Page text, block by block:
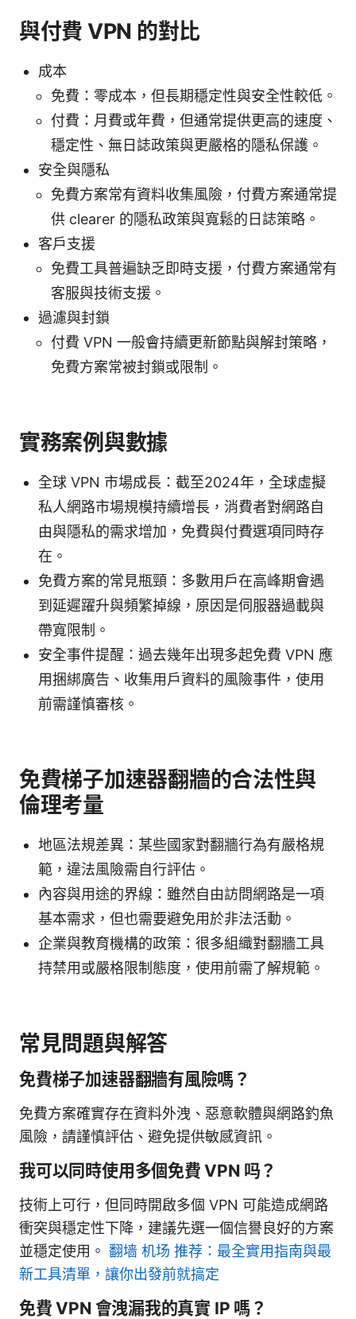
與付費 VPN 的對比
成本
免費：零成本，但長期穩定性與安全性較低。
付費：月費或年費，但通常提供更高的速度、
穩定性、無日誌政策與更嚴格的隱私保護。
安全與隱私
免費方案常有資料收集風險，付費方案通常提
供 clearer 的隱私政策與寬鬆的日誌策略。
客戶支援
免費工具普遍缺乏即時支援，付費方案通常有
客服與技術支援。
過濾與封鎖
付費 VPN 一般會持續更新節點與解封策略，
免費方案常被封鎖或限制。
實務案例與數據
全球 VPN 市場成長：截至2024年，全球虛擬
私人網路市場規模持續增長，消費者對網路自
由與隱私的需求增加，免費與付費選項同時存
在。
免費方案的常見瓶頸：多數用戶在高峰期會遇
到延遲躍升與頻繁掉線，原因是伺服器過載與
帶寬限制。
安全事件提醒：過去幾年出現多起免費 VPN 應
用捆綁廣告、收集用戶資料的風險事件，使用
前需謹慎審核。
免費梯子加速器翻牆的合法性與
倫理考量
地區法規差異：某些國家對翻牆行為有嚴格規
範，違法風險需自行評估。
內容與用途的界線：雖然自由訪問網路是一項
基本需求，但也需要避免用於非法活動。
企業與教育機構的政策：很多組織對翻牆工具
持禁用或嚴格限制態度，使用前需了解規範。
常見問題與解答
免費梯子加速器翻牆有風險嗎？
免費方案確實存在資料外洩、惡意軟體與網路釣魚
風險，請謹慎評估、避免提供敏感資訊。
我可以同時使用多個免費 VPN 吗？
技術上可行，但同時開啟多個 VPN 可能造成網路
衝突與穩定性下降，建議先選一個信譽良好的方案
並穩定使用。 翻墙 机场 推荐：最全實用指南與最
新工具清單，讓你出發前就搞定
免費 VPN 會洩漏我的真實 IP 嗎？